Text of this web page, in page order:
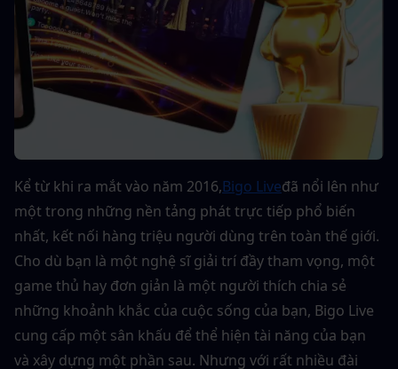
Kể từ khi ra mắt vào năm 2016,Bigo Liveđã nổi lên như
một trong những nền tảng phát trực tiếp phổ biến
nhất, kết nối hàng triệu người dùng trên toàn thế giới.
Cho dù bạn là một nghệ sĩ giải trí đầy tham vọng, một
game thủ hay đơn giản là một người thích chia sẻ
những khoảnh khắc của cuộc sống của bạn, Bigo Live
cung cấp một sân khấu để thể hiện tài năng của bạn
và xây dựng một phần sau. Nhưng với rất nhiều đài